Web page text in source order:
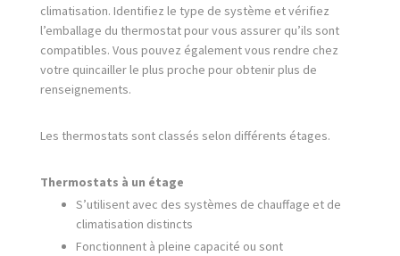
climatisation. Identifiez le type de système et vérifiez
l’emballage du thermostat pour vous assurer qu’ils sont
compatibles. Vous pouvez également vous rendre chez
votre quincailler le plus proche pour obtenir plus de
renseignements.
Les thermostats sont classés selon différents étages.
Thermostats à un étage
S’utilisent avec des systèmes de chauffage et de
climatisation distincts
Fonctionnent à pleine capacité ou sont